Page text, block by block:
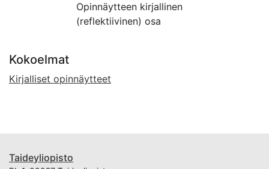
Opinnäytteen kirjallinen
(reflektiivinen) osa
Kokoelmat
Kirjalliset opinnäytteet
Taideyliopisto